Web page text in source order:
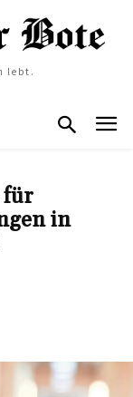
lebt.
für
in